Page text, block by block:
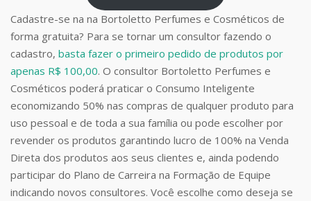
Cadastre-se na na Bortoletto Perfumes e Cosméticos de
forma gratuita? Para se tornar um consultor fazendo o
cadastro, basta fazer o primeiro pedido de produtos por
apenas R$ 100,00. O consultor Bortoletto Perfumes e
Cosméticos poderá praticar o Consumo Inteligente
economizando 50% nas compras de qualquer produto para
uso pessoal e de toda a sua família ou pode escolher por
revender os produtos garantindo lucro de 100% na Venda
Direta dos produtos aos seus clientes e, ainda podendo
participar do Plano de Carreira na Formação de Equipe
indicando novos consultores. Você escolhe como deseja se